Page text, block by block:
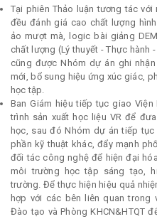
Tại phiên Thảo luận tương tác
đều đánh giá cao chất lượng
ảo mượt mà, logic bài giảng
chất lượng (Lý thuyết - Thực hành
cũng được Nhóm dự án ghi
mới, bổ sung hiệu ứng xúc giác,
học tập.
Ban Giám hiệu tiếp tục giao
trình sản xuất học liệu VR để
học, sau đó Nhóm dự án tiếp
phần kỹ thuật khác, đẩy mạnh
đối tác công nghệ để hiện đại
môi trường học tập sáng tạo,
trường. Để thực hiện hiệu quả
hợp với các bên liên quan trong
Đào tạo và Phòng KHCN&HTQT